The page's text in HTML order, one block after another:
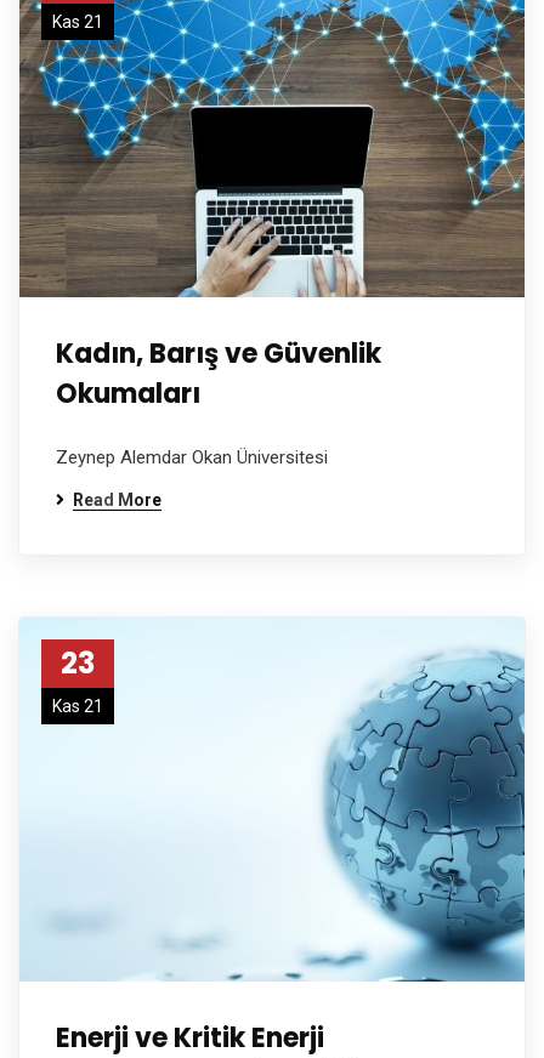
Kas 21
Kadın, Barış ve Güvenlik
Okumaları
Zeynep Alemdar Okan Üniversitesi
Read More
23
Kas 21
Enerji ve Kritik Enerji